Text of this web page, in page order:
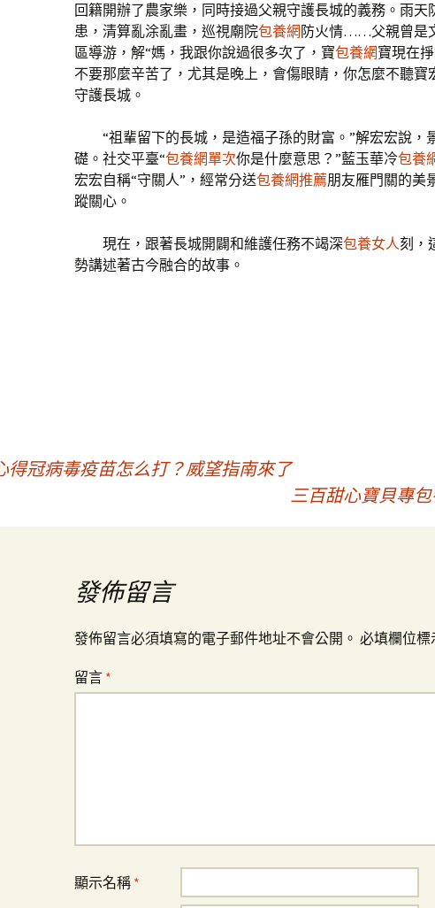
回籍開辦了農家樂，同時接過父親守護長城的義務。雨
患，清算亂涂亂畫，巡視廟院包養網 防火情……父親曾是
區導游，解“媽，我跟你說過很多次了，寶包養網寶現在
不要那麼辛苦了，尤其是晚上，會傷眼睛，你怎麼不聽寶
守護長城。
“祖輩留下的長城，是造福子孫的財富。”解宏宏說，
礎。社交平臺“包養網單次你是什麼意思？”藍玉華冷包養
宏宏自稱“守關人”，經常分送包養網推薦朋友雁門關的美
蹤關心。
現在，跟著長城開闢和維護任務不竭深包養女人刻，
勢講述著古今融合的故事。
得冠病毒疫苗怎么打？威望指南來了
三百甜心寶貝專
發佈留言
發佈留言必須填寫的電子郵件地址不會公開。 必填欄位標
留言 *
顯示名稱 *